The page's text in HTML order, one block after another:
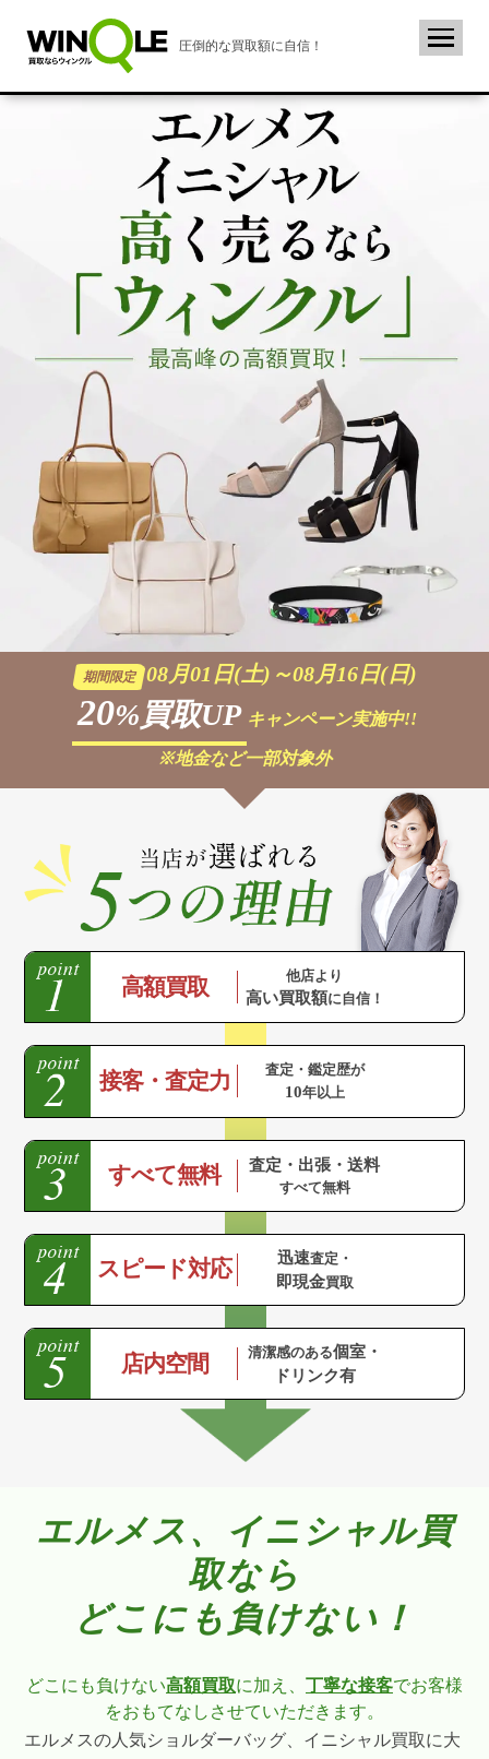
圧倒的な買取額に自信！
期間限定 08月01日(土)～08月16日(日)
20%買取UP キャンペーン実施中!!
※地金など一部対象外
高額買取 他店より
高い買取額に自信！
接客・査定力 査定・鑑定歴が
10年以上
すべて無料 査定・出張・送料
すべて無料
スピード対応 迅速査定・
即現金買取
店内空間 清潔感のある個室・
ドリンク有
エルメス、イニシャル買
取なら
どこにも負けない！
どこにも負けない高額買取に加え、 丁寧な接客でお客様
をおもてなしさせていただきます。
エルメスの人気ショルダーバッグ、イニシャル買取に大